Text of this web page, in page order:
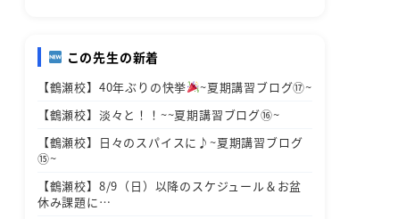
この先生の新着
【鶴瀬校】40年ぶりの快挙
~夏期講習ブログ⑰~
【鶴瀬校】淡々と！！~~夏期講習ブログ⑯~
【鶴瀬校】日々のスパイスに♪~夏期講習ブログ
⑮~
【鶴瀬校】8/9（日）以降のスケジュール＆お盆
休み課題に…